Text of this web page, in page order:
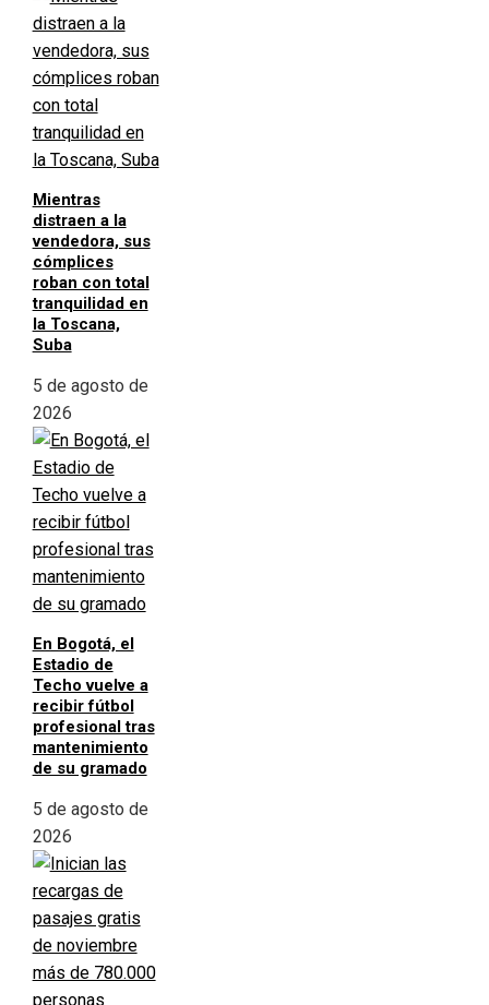
Mientras
distraen a la
vendedora, sus
cómplices
roban con total
tranquilidad en
la Toscana,
Suba
5 de agosto de
2026
En Bogotá, el
Estadio de
Techo vuelve a
recibir fútbol
profesional tras
mantenimiento
de su gramado
5 de agosto de
2026